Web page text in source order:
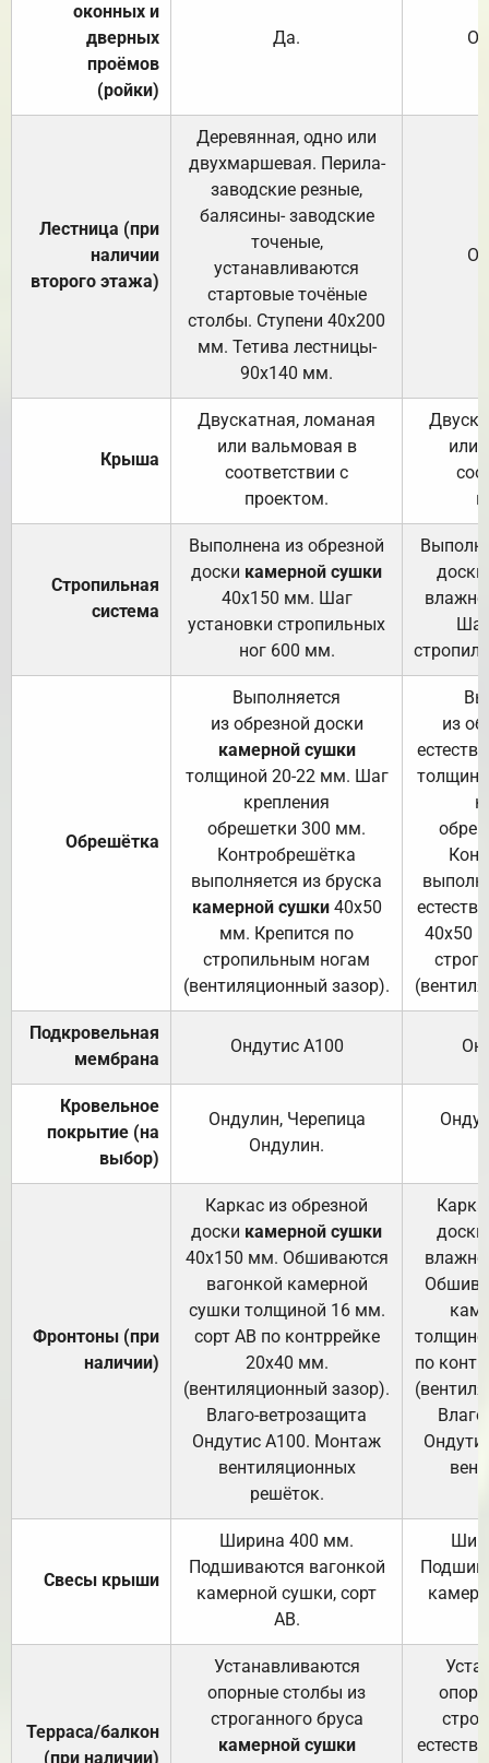
оконных и
дверных
проёмов
(ройки)
Да.
Лестница (при
наличии
второго этажа)
Деревянная, одно или
двухмаршевая. Перила-
заводские резные,
балясины- заводские
точеные,
устанавливаются
стартовые точёные
столбы. Ступени 40х200
мм. Тетива лестницы-
90х140 мм.
Крыша
Двускатная, ломаная
или вальмовая в
соответствии с
проектом.
или
Стропильная
система
Выполнена из обрезной
доски камерной сушки
40х150 мм. Шаг
установки стропильных
ног 600 мм.
доски
Обрешётка
Выполняется
из обрезной доски
камерной сушки
толщиной 20-22 мм. Шаг
крепления
обрешетки 300 мм.
Контробрешётка
выполняется из бруска
камерной сушки40х50
мм. Крепится по
стропильным ногам
(вентиляционный зазор).
из
40х50
Подкровельная
мембрана
Ондутис А100
Кровельное
покрытие (на
выбор)
Ондулин, Черепица
Ондулин.
Фронтоны (при
наличии)
Каркас из обрезной
доски камерной сушки
40х150 мм. Обшиваются
вагонкой камерной
сушки толщиной 16 мм.
сорт АВ по контррейке
20х40 мм.
(вентиляционный зазор).
Влаго-ветрозащита
Ондутис А100. Монтаж
вентиляционных
решёток.
доски
по
Свесы крыши
Ширина 400 мм.
Подшиваются вагонкой
камерной сушки, сорт
АВ.
Терраса/балкон
(при наличии)
Устанавливаются
опорные столбы из
строганного бруса
камерной сушки